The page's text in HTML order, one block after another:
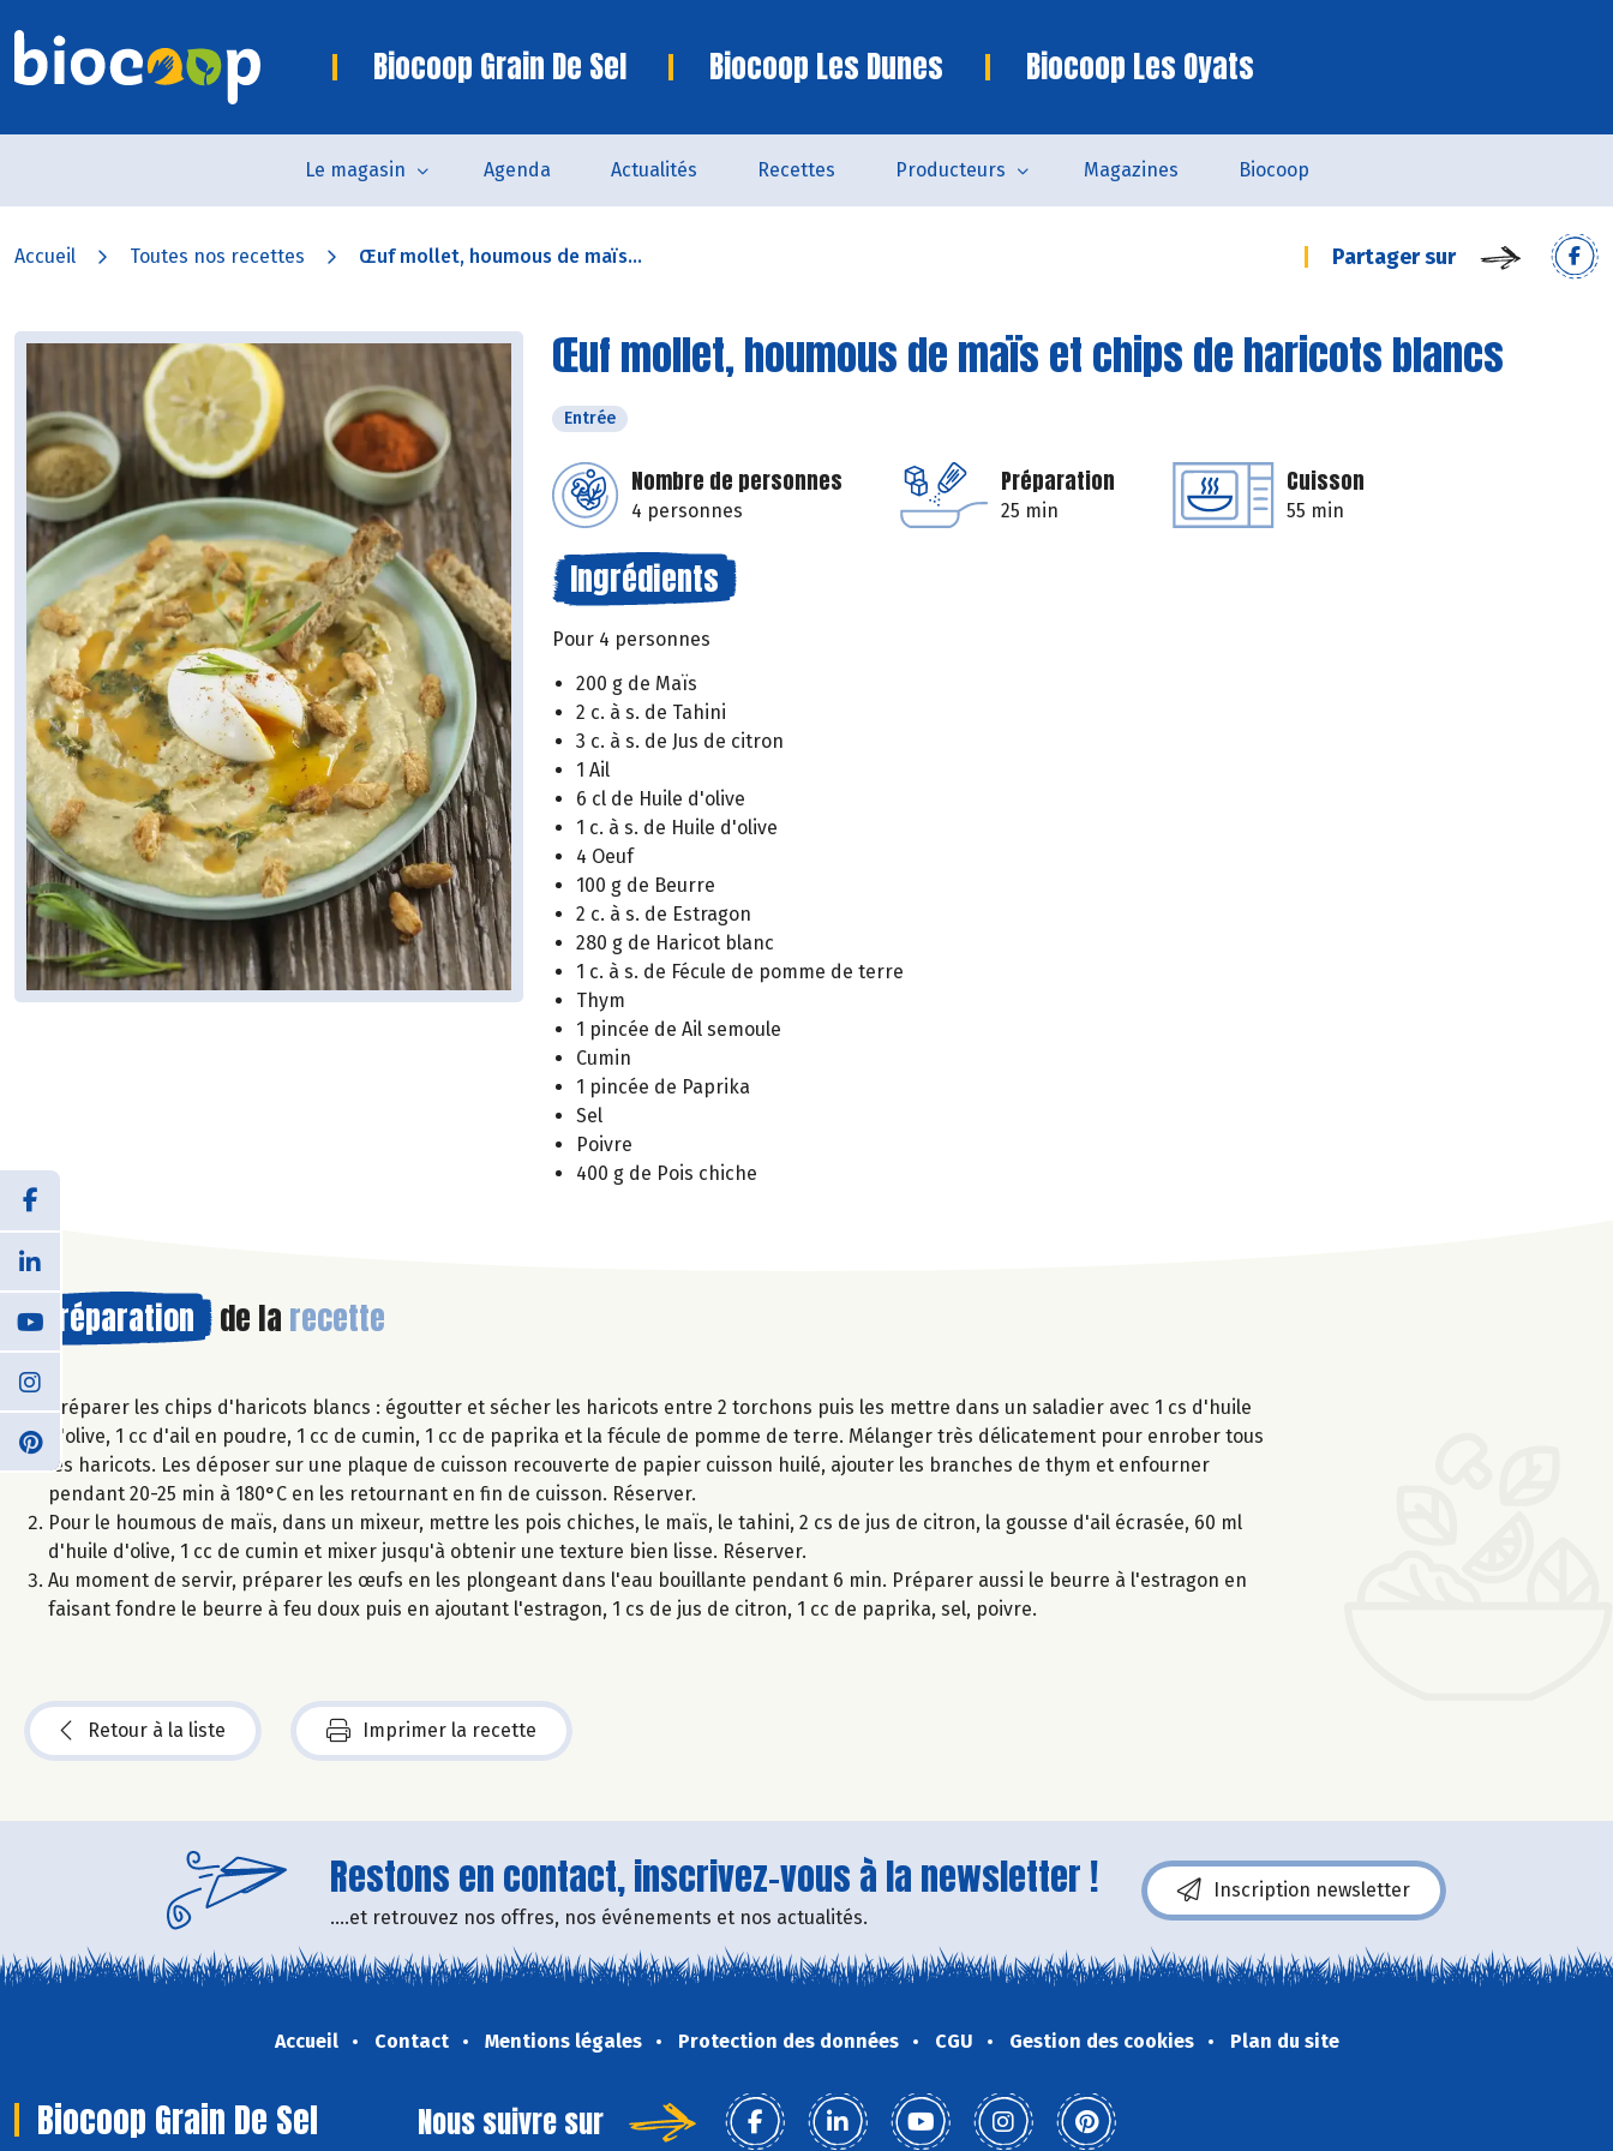
Biocoop Grain De Sel Biocoop Les Dunes Biocoop Les Oyats
Le magasin Agenda Actualités Recettes Producteurs Magazines Biocoop
Accueil Toutes nos recettes Œuf mollet, houmous de maïs... Partager sur
Œuf mollet, houmous de maïs et chips de haricots blancs
Entrée
Nombre de personnes
4 personnes
Préparation
25 min
Cuisson
55 min
Ingrédients
Pour 4 personnes
200 g de Maïs
2 c. à s. de Tahini
3 c. à s. de Jus de citron
1 Ail
6 cl de Huile d'olive
1 c. à s. de Huile d'olive
4 Oeuf
100 g de Beurre
2 c. à s. de Estragon
280 g de Haricot blanc
1 c. à s. de Fécule de pomme de terre
Thym
1 pincée de Ail semoule
Cumin
1 pincée de Paprika
Sel
Poivre
400 g de Pois chiche
Préparation de la recette
Préparer les chips d'haricots blancs : égoutter et sécher les haricots entre 2 torchons puis les mettre dans un saladier avec 1 cs d'huile
d'olive, 1 cc d'ail en poudre, 1 cc de cumin, 1 cc de paprika et la fécule de pomme de terre. Mélanger très délicatement pour enrober tous
les haricots. Les déposer sur une plaque de cuisson recouverte de papier cuisson huilé, ajouter les branches de thym et enfourner
pendant 20-25 min à 180°C en les retournant en fin de cuisson. Réserver.
Pour le houmous de maïs, dans un mixeur, mettre les pois chiches, le maïs, le tahini, 2 cs de jus de citron, la gousse d'ail écrasée, 60 ml
d'huile d'olive, 1 cc de cumin et mixer jusqu'à obtenir une texture bien lisse. Réserver.
Au moment de servir, préparer les œufs en les plongeant dans l'eau bouillante pendant 6 min. Préparer aussi le beurre à l'estragon en
faisant fondre le beurre à feu doux puis en ajoutant l'estragon, 1 cs de jus de citron, 1 cc de paprika, sel, poivre.
Retour à la liste Imprimer la recette
Restons en contact, inscrivez-vous à la newsletter !
....et retrouvez nos offres, nos événements et nos actualités.
Inscription newsletter
Accueil Contact Mentions légales Protection des données CGU Gestion des cookies Plan du site
Biocoop Grain De Sel Nous suivre sur